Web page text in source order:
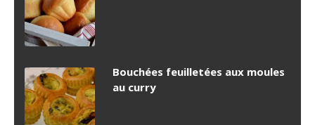
Bouchées feuilletées aux moules
au curry